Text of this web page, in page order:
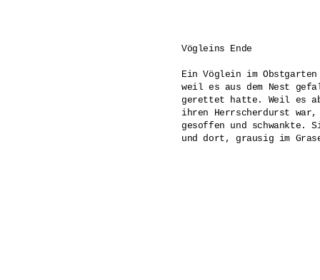
Vögleins Ende
Ein Vöglein im
weil es aus dem Nest
gerettet hatte. Weil es
ihren Herrscherdurst
gesoffen und schwankte.
und dort, grausig im